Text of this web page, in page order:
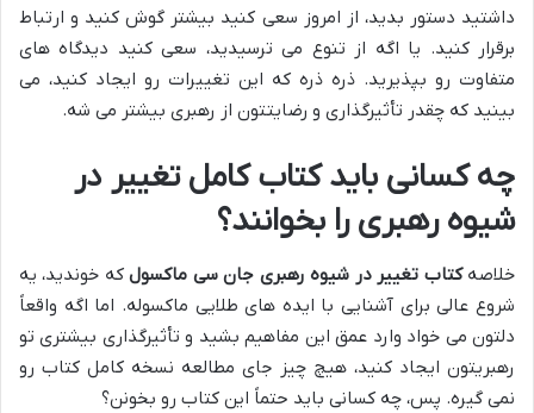
داشتید دستور بدید، از امروز سعی کنید بیشتر گوش کنید و ارتباط
برقرار کنید. یا اگه از تنوع می ترسیدید، سعی کنید دیدگاه های
متفاوت رو بپذیرید. ذره ذره که این تغییرات رو ایجاد کنید، می
بینید که چقدر تأثیرگذاری و رضایتتون از رهبری بیشتر می شه.
چه کسانی باید کتاب کامل تغییر در
شیوه رهبری را بخوانند؟
خلاصهکتاب تغییر در شیوه رهبری جان سی ماکسولکه خوندید، یه
شروع عالی برای آشنایی با ایده های طلایی ماکسوله. اما اگه واقعاً
دلتون می خواد وارد عمق این مفاهیم بشید و تأثیرگذاری بیشتری تو
رهبریتون ایجاد کنید، هیچ چیز جای مطالعه نسخه کامل کتاب رو
نمی گیره. پس، چه کسانی باید حتماً این کتاب رو بخونن؟